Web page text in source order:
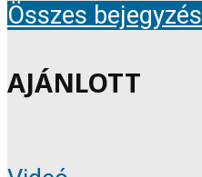
Összes bejegyzés
AJÁNLOTT